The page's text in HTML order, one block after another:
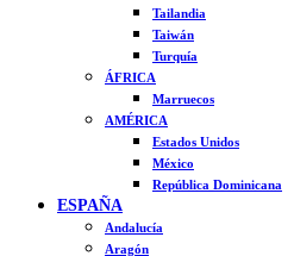
Tailandia
Taiwán
Turquía
ÁFRICA
Marruecos
AMÉRICA
Estados Unidos
México
República Dominicana
ESPAÑA
Andalucía
Aragón